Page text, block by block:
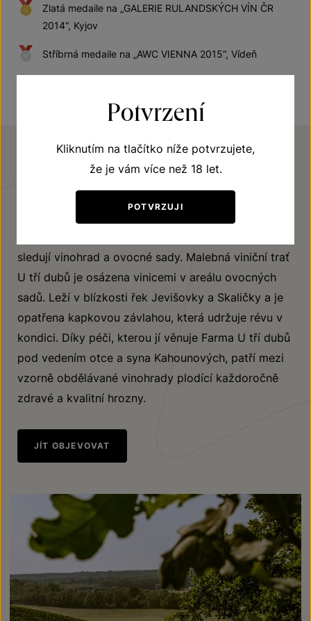
Zlatá medaile na „GALERIE RULANDSKÝCH VÍN ČR
2014“, Kyjov
Stříbrná medaile na „AWC VIENNA 2015“, Vídeň
U tří dubů
sledují vinohrad a ovocné sady. Malebná viniční trať
U tří dubů je osázena vinicemi v areálu ovocných
sadů. Leží v blízkosti řek Jevišovky a Skaličky a je
opatřena kapkovou závlahou, která udržuje révu v
kondici. Díky péči, kterou jí věnuje Farma U tří dubů
pod vedením otce a syna Kahounových, patří mezi
vzorně obdělávané vinohrady plodící každoročně
zdravé a kvalitní hrozny.
JÍT OBJEVOVAT
Potvrzení
Kliknutím na tlačítko níže potvrzujete,
že je vám více než 18 let.
POTVRZUJI